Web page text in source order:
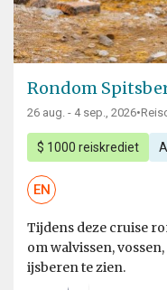
Rondom
26 aug. - 4 sep., 2026•
$ 1000 reiskrediet
EN
Tijdens deze cruise
om walvissen,
ijsberen te zien.